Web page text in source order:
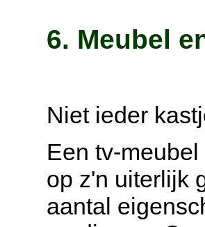
6. Meubel
Niet ieder
Een tv-
op z'n uiterlijk
aantal